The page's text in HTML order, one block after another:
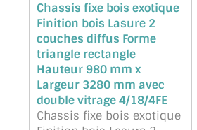
Chassis fixe bois exotique
Finition bois Lasure 2
couches diffus Forme
triangle rectangle
Hauteur 980 mm x
Largeur 3280 mm avec
double vitrage 4/18/4FE
Chassis fixe bois exotique